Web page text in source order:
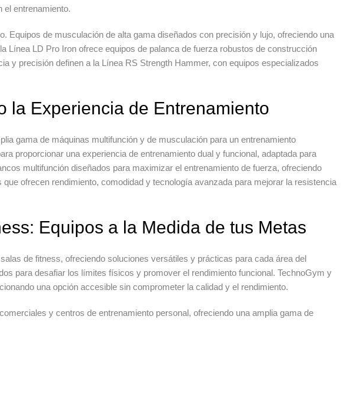
el entrenamiento.
Equipos de musculación de alta gama diseñados con precisión y lujo, ofreciendo una
Línea LD Pro Iron ofrece equipos de palanca de fuerza robustos de construcción
y precisión definen a la Línea RS Strength Hammer, con equipos especializados
la Experiencia de Entrenamiento
gama de máquinas multifunción y de musculación para un entrenamiento
proporcionar una experiencia de entrenamiento dual y funcional, adaptada para
multifunción diseñados para maximizar el entrenamiento de fuerza, ofreciendo
que ofrecen rendimiento, comodidad y tecnología avanzada para mejorar la resistencia
Equipos a la Medida de tus Metas
de fitness, ofreciendo soluciones versátiles y prácticas para cada área del
para desafiar los límites físicos y promover el rendimiento funcional. TechnoGym y
una opción accesible sin comprometer la calidad y el rendimiento.
y centros de entrenamiento personal, ofreciendo una amplia gama de